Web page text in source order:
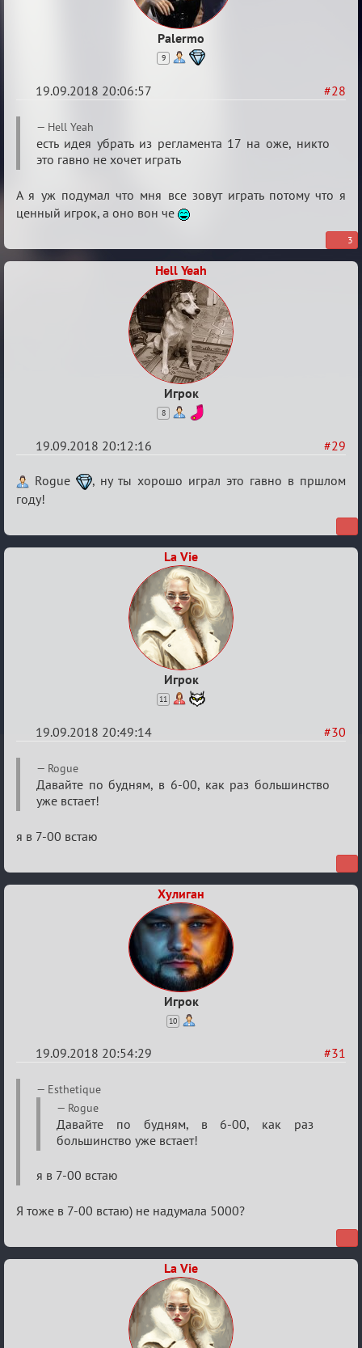
Palermo
9
#28
19.09.2018 20:06:57
Re:
Обсуждение
X
Турнира
«Mortal
Hell Yeah
есть идея убрать из регламента 17 на оже, никто
это гавно не хочет играть
А я уж подумал что мня все зовут играть потому что я
ценный игрок, а оно вон че
3
Hell Yeah
Игрок
8
#29
19.09.2018 20:12:16
Re:
Обсуждение
Турнира
Rogue
, ну ты хорошо играл это гавно в пршлом
году!
La Vie
Игрок
11
#30
19.09.2018 20:49:14
Re:
Обсуждение
X
Турнира
Combat»
Rogue
Давайте по будням, в 6-00, как раз большинство
уже встает!
я в 7-00 встаю
Хулиган
Игрок
10
#31
19.09.2018 20:54:29
Re:
Обсуждение
Турнира
«Mortal
Combat»
Esthetique
Rogue
Давайте по будням, в 6-00, как раз
большинство уже встает!
я в 7-00 встаю
Я тоже в 7-00 встаю) не надумала 5000?
La Vie